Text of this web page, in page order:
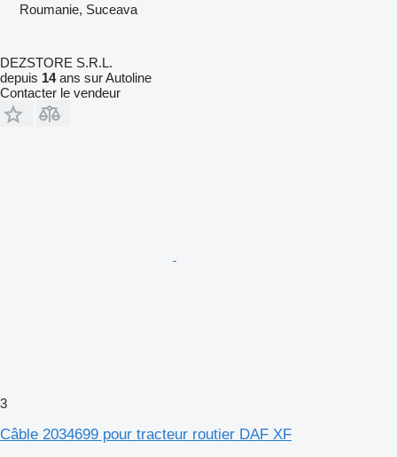
Roumanie, Suceava
DEZSTORE S.R.L.
depuis 14ans sur Autoline
Contacter le vendeur
3
Câble 2034699 pour tracteur routier DAF XF